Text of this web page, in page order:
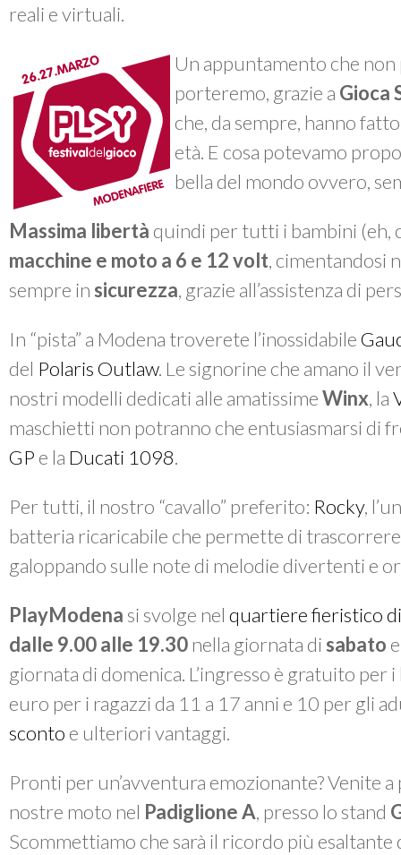
reali e virtuali.
Un appuntamento che
porteremo, grazie a Gioca
che, da sempre, hanno
età. E cosa potevamo
bella del mondo ovvero,
Massima libertà quindi per tutti i bambini (eh,
macchine e moto a 6 e 12 volt, cimentandosi
sempre in sicurezza, grazie all’assistenza di
In “pista” a Modena troverete l’inossidabile
del Polaris Outlaw. Le signorine che amano il
nostri modelli dedicati alle amatissimeWinx, la
maschietti non potranno che entusiasmarsi di
GP e la Ducati 1098.
Per tutti, il nostro “cavallo” preferito: Rocky,
batteria ricaricabile che permette di
galoppando sulle note di melodie divertenti e
PlayModena si svolge nel quartiere fieristico
dalle 9.00 alle 19.30nella giornata di sabato
giornata di domenica. L’ingresso è gratuito per
euro per i ragazzi da 11 a 17 anni e 10 per gli
sconto e ulteriori vantaggi.
Pronti per un’avventura emozionante? Venite
nostre moto nel Padiglione A, presso lo stand
Scommettiamo che sarà il ricordo più